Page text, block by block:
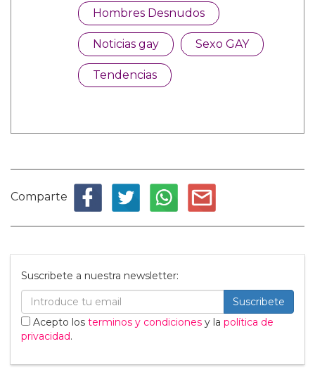
Hombres Desnudos
Noticias gay Sexo GAY
Tendencias
Comparte
Suscribete a nuestra newsletter:
Suscribete
Acepto los terminos y condiciones y la política de
privacidad.